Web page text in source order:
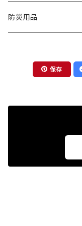
椅子
扇風機
クリップ型
首掛け
収納用品
キッチン収納
掃除用品
ソープ・シャンプー用デ
バッグ
ブラウス
アクセサリー
イヤリング
測定工具
害獣よけ用品
木材水分計
防災用品
保存